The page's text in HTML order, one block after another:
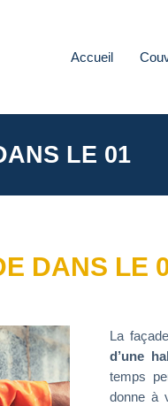
Accueil
LE 01
DANS LE
La
d’une
temps
donne à